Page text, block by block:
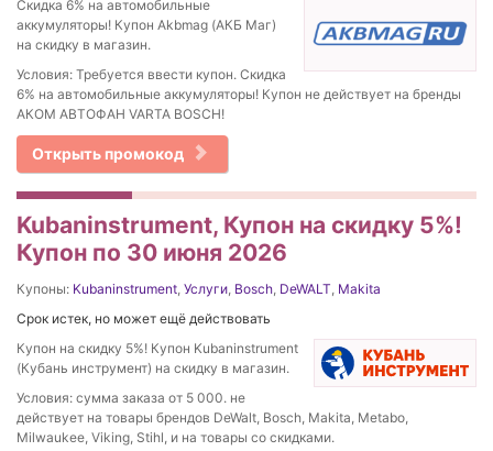
Скидка 6% на автомобильные
аккумуляторы! Купон Akbmag (АКБ Маг)
на скидку в магазин.
Условия: Требуется ввести купон. Скидка
6% на автомобильные аккумуляторы! Купон не действует на бренды
АКОМ АВТОФАН VARTA BOSCH!
Открыть промокод
Kubaninstrument, Купон на скидку 5%!
Купон по 30 июня 2026
Купоны: Kubaninstrument, Услуги, Bosch, DeWALT, Makita
Срок истек, но может ещё действовать
Купон на скидку 5%! Купон Kubaninstrument
(Кубань инструмент) на скидку в магазин.
Условия: сумма заказа от 5 000. не
действует на товары брендов DeWalt, Bosch, Makita, Metabo,
Milwaukee, Viking, Stihl, и на товары со скидками.